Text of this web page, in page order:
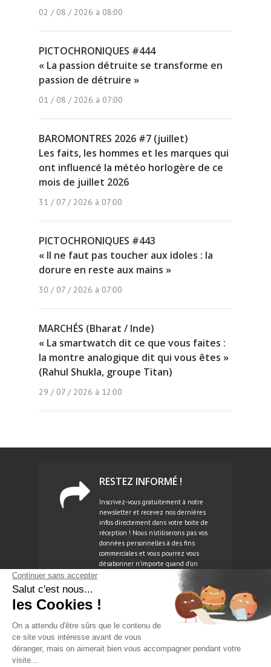
02 / 08 / 2026 à 08:00
PICTOCHRONIQUES #444
« La passion détruite se transforme en
passion de détruire »
01 / 08 / 2026 à 07:00
BAROMONTRES 2026 #7 (juillet)
Les faits, les hommes et les marques qui
ont influencé la météo horlogère de ce
mois de juillet 2026
31 / 07 / 2026 à 07:00
PICTOCHRONIQUES #443
« Il ne faut pas toucher aux idoles : la
dorure en reste aux mains »
30 / 07 / 2026 à 07:00
MARCHÉS (Bharat / Inde)
« La smartwatch dit ce que vous faites :
la montre analogique dit qui vous êtes »
(Rahul Shukla, groupe Titan)
29 / 07 / 2026 à 12:00
RESTEZ INFORMÉ !
Inscrivez-vous gratuitement à notre
newsletter et recevez nos dernières
infos directement dans votre boite de
réception ! Nous n'utiliserons pas vos
données personnelles à des fins
commerciales et vous pourrez vous
désabonner n'importe quand d'un
NEWSLETTER